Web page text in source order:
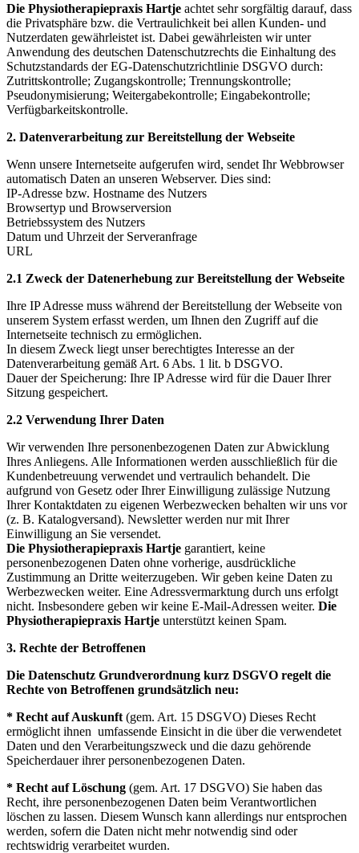
Die Physiotherapiepraxis Hartje achtet sehr sorgfältig darauf, dass
die Privatsphäre bzw. die Vertraulichkeit bei allen Kunden- und
Nutzerdaten gewährleistet ist. Dabei gewährleisten wir unter
Anwendung des deutschen Datenschutzrechts die Einhaltung des
Schutzstandards der EG-Datenschutzrichtlinie DSGVO durch:
Zutrittskontrolle; Zugangskontrolle; Trennungskontrolle;
Pseudonymisierung; Weitergabekontrolle; Eingabekontrolle;
Verfügbarkeitskontrolle.
2. Datenverarbeitung zur Bereitstellung der Webseite
Wenn unsere Internetseite aufgerufen wird, sendet Ihr Webbrowser
automatisch Daten an unseren Webserver. Dies sind:
IP-Adresse bzw. Hostname des Nutzers
Browsertyp und Browserversion
Betriebssystem des Nutzers
Datum und Uhrzeit der Serveranfrage
URL
2.1 Zweck der Datenerhebung zur Bereitstellung der Webseite
Ihre IP Adresse muss während der Bereitstellung der Webseite von
unserem System erfasst werden, um Ihnen den Zugriff auf die
Internetseite technisch zu ermöglichen.
In diesem Zweck liegt unser berechtigtes Interesse an der
Datenverarbeitung gemäß Art. 6 Abs. 1 lit. b DSGVO.
Dauer der Speicherung: Ihre IP Adresse wird für die Dauer Ihrer
Sitzung gespeichert.
2.2 Verwendung Ihrer Daten
Wir verwenden Ihre personenbezogenen Daten zur Abwicklung
Ihres Anliegens. Alle Informationen werden ausschließlich für die
Kundenbetreuung verwendet und vertraulich behandelt. Die
aufgrund von Gesetz oder Ihrer Einwilligung zulässige Nutzung
Ihrer Kontaktdaten zu eigenen Werbezwecken behalten wir uns vor
(z. B. Katalogversand). Newsletter werden nur mit Ihrer
Einwilligung an Sie versendet.
Die Physiotherapiepraxis Hartje garantiert, keine
personenbezogenen Daten ohne vorherige, ausdrückliche
Zustimmung an Dritte weiterzugeben. Wir geben keine Daten zu
Werbezwecken weiter. Eine Adressvermarktung durch uns erfolgt
nicht. Insbesondere geben wir keine E-Mail-Adressen weiter. Die
Physiotherapiepraxis Hartje unterstützt keinen Spam.
3. Rechte der Betroffenen
Die Datenschutz Grundverordnung kurz DSGVO regelt die
Rechte von Betroffenen grundsätzlich neu:
* Recht auf Auskunft (gem. Art. 15 DSGVO) Dieses Recht
ermöglicht ihnen umfassende Einsicht in die über die verwendetet
Daten und den Verarbeitungszweck und die dazu gehörende
Speicherdauer ihrer personenbezogenen Daten.
* Recht auf Löschung (gem. Art. 17 DSGVO) Sie haben das
Recht, ihre personenbezogenen Daten beim Verantwortlichen
löschen zu lassen. Diesem Wunsch kann allerdings nur entsprochen
werden, sofern die Daten nicht mehr notwendig sind oder
rechtswidrig verarbeitet wurden.